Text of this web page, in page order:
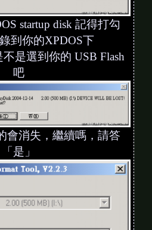
startup disk 記得打勾
到你的XPDOS下
不是選到你的 USB Flash
吧
會消失，繼續嗎，請答
「是」